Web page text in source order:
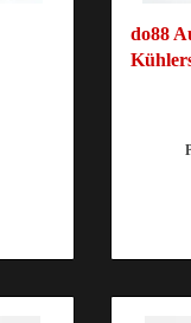
do88